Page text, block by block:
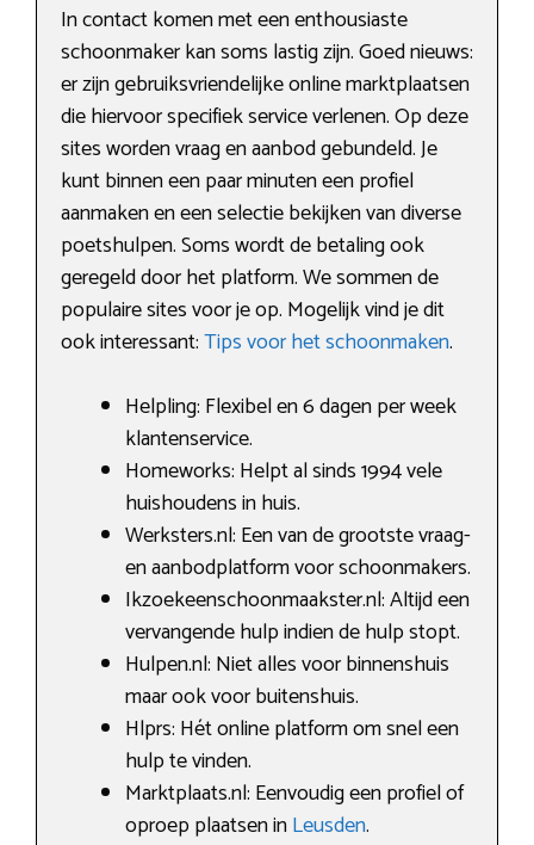
In contact komen met een enthousiaste
schoonmaker kan soms lastig zijn. Goed nieuws:
er zijn gebruiksvriendelijke online marktplaatsen
die hiervoor specifiek service verlenen. Op deze
sites worden vraag en aanbod gebundeld. Je
kunt binnen een paar minuten een profiel
aanmaken en een selectie bekijken van diverse
poetshulpen. Soms wordt de betaling ook
geregeld door het platform. We sommen de
populaire sites voor je op. Mogelijk vind je dit
ook interessant:Tips voor het schoonmaken.
Helpling: Flexibel en 6 dagen per week
klantenservice.
Homeworks: Helpt al sinds 1994 vele
huishoudens in huis.
Werksters.nl: Een van de grootste vraag-
en aanbodplatform voor schoonmakers.
Ikzoekeenschoonmaakster.nl: Altijd een
vervangende hulp indien de hulp stopt.
Hulpen.nl: Niet alles voor binnenshuis
maar ook voor buitenshuis.
Hlprs: Hét online platform om snel een
hulp te vinden.
Marktplaats.nl: Eenvoudig een profiel of
oproep plaatsen inLeusden.